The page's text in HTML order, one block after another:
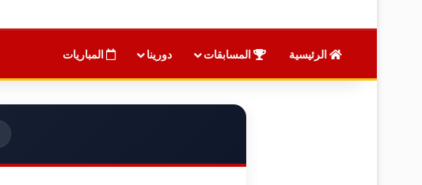
الرئيسية المسابقات دورينا المباريات